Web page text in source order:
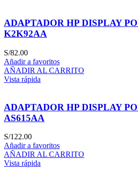
ADAPTADOR HP DISPLAY
K2K92AA
S/82.00
Añadir a favoritos
AÑADIR AL CARRITO
Vista rápida
ADAPTADOR HP DISPLAY
AS615AA
S/122.00
Añadir a favoritos
AÑADIR AL CARRITO
Vista rápida